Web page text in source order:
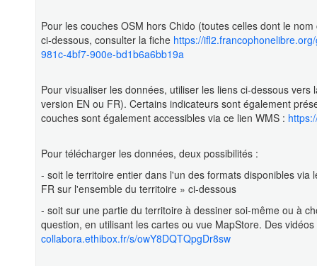
Pour les couches OSM hors Chido (toutes celles dont le
ci-dessous, consulter la fiche https://
981c-4bf7-900e-bd1b6a6bb19a
Pour visualiser les données, utiliser les liens ci-dessous
version EN ou FR). Certains indicateurs sont également
couches sont également accessibles via ce lien WMS :
Pour télécharger les données, deux possibilités :
- soit le territoire entier dans l'un des formats disponibles
FR sur l'ensemble du territoire » ci-dessous
- soit sur une partie du territoire à dessiner soi-même ou à
question, en utilisant les cartes ou vue MapStore. Des
collabora.ethibox.fr/s/owY8DQTQpgDr8sw